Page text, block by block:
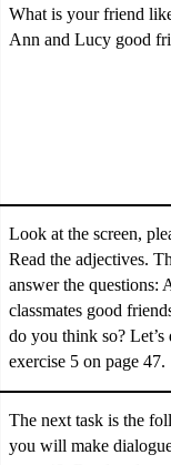
What is your friend
Ann and Lucy good
Look at the screen,
Read the adjectives.
answer the questions:
classmates good
do you think so? Let’s
exercise 5 on page 47.
The next task is the
you will make